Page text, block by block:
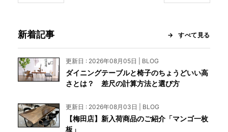
新着記事 すべて見る
更新日 : 2026年08月05日 | BLOG
ダイニングテーブルと椅子のちょうどいい高
さとは？ 差尺の計算方法と選び方
更新日 : 2026年08月03日 | BLOG
【梅田店】新入荷商品のご紹介「マンゴ一枚
板」